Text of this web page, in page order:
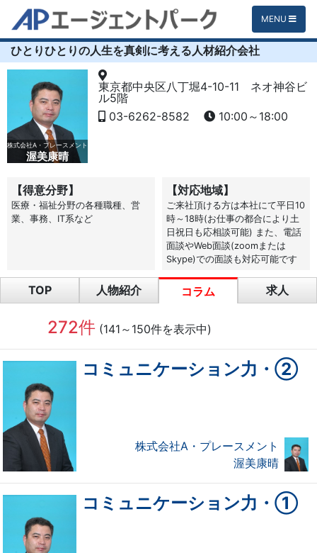
MENU
ひとりひとりの人生を真剣に考える人材紹介会社
株式会社A・プレースメント
渥美康晴
東京都中央区八丁堀4-10-11 ネオ神谷ビ
ル5階
03-6262-8582
10:00～18:00
【得意分野】
医療・福祉分野の各種職種、営
業、事務、IT系など
【対応地域】
ご来社頂ける方は本社にて平日10
時～18時(お仕事の都合により土
日祝日も応相談可能) また、電話
面談やWeb面談(zoomまたは
Skype)での面談も対応可能です
TOP 人物紹介 コラム 求人
272件 (141～150件を表示中)
コミュニケーション力・②
株式会社A・プレースメント
渥美康晴
コミュニケーション力・①